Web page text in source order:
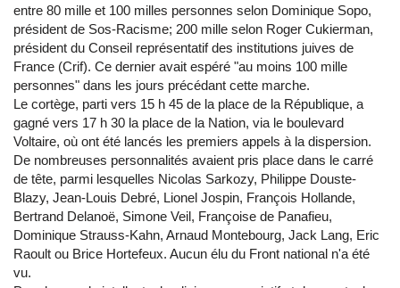
entre 80 mille et 100 milles personnes selon Dominique Sopo,
président de Sos-Racisme; 200 mille selon Roger Cukierman,
président du Conseil représentatif des institutions juives de
France (Crif). Ce dernier avait espéré "au moins 100 mille
personnes" dans les jours précédant cette marche.
Le cortège, parti vers 15 h 45 de la place de la République, a
gagné vers 17 h 30 la place de la Nation, via le boulevard
Voltaire, où ont été lancés les premiers appels à la dispersion.
De nombreuses personnalités avaient pris place dans le carré
de tête, parmi lesquelles Nicolas Sarkozy, Philippe Douste-
Blazy, Jean-Louis Debré, Lionel Jospin, François Hollande,
Bertrand Delanoë, Simone Veil, Françoise de Panafieu,
Dominique Strauss-Kahn, Arnaud Montebourg, Jack Lang, Eric
Raoult ou Brice Hortefeux. Aucun élu du Front national n'a été
vu.